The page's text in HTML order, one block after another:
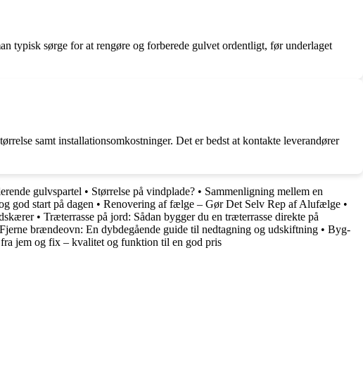
typisk sørge for at rengøre og forberede gulvet ordentligt, før underlaget
samt installationsomkostninger. Det er bedst at kontakte leverandører
gulvspartel • Størrelse på vindplade? • Sammenligning mellem en
god start på dagen • Renovering af fælge – Gør Det Selv Rep af Alufælge •
• Træterrasse på jord: Sådan bygger du en træterrasse direkte på
Fjerne brændeovn: En dybdegående guide til nedtagning og udskiftning • Byg-
fra jem og fix – kvalitet og funktion til en god pris